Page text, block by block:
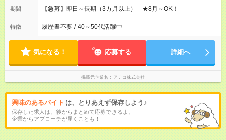
期間 【急募】即日～長期（3カ月以上） ★8月～OK！
特徴 履歴書不要 / 40～50代活躍中
気になる！ 応募する 詳細へ
掲載元企業名 アデコ株式会社
興味のあるバイト は、とりあえず保存しよう♪
保存した求人は、後からまとめて応募できるよ。
企業からアプローチが届くことも！